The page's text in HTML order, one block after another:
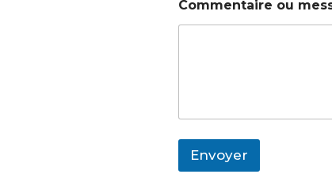
Commentaire ou
Envoyer